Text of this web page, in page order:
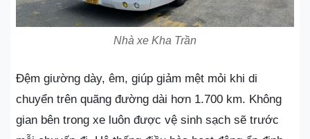
Nhà xe Kha Trần
Đệm giường dày, êm, giúp giảm mệt mỏi khi di
chuyển trên quãng đường dài hơn 1.700 km. Không
gian bên trong xe luôn được vệ sinh sạch sẽ trước